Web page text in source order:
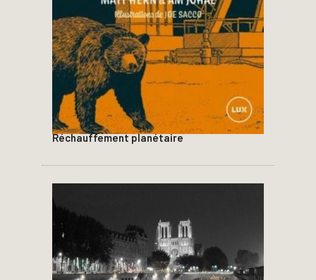
Réchauffement planétaire